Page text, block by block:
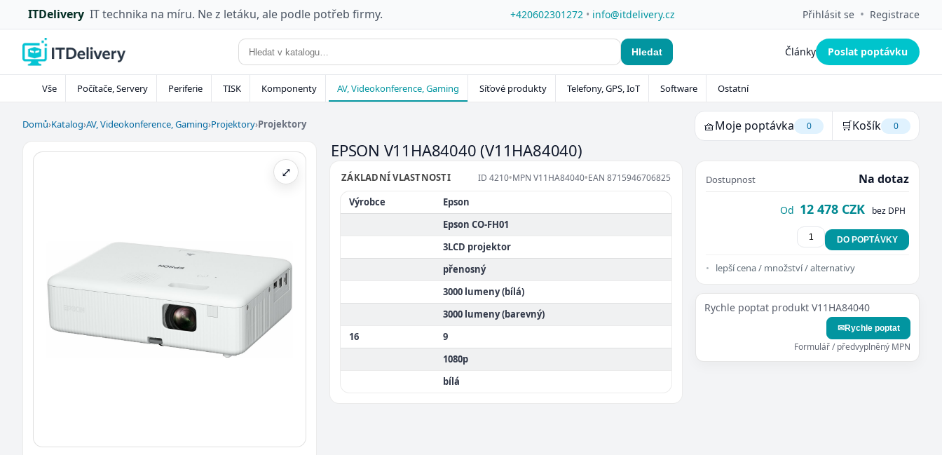
ITDelivery IT technika na míru. Ne z letáku, ale podle potřeb firmy. +420602301272 • info@itdelivery.cz Přihlásit se • Registrace
Hledat Články Poslat poptávku
Vše Počítače, Servery Periferie TISK Komponenty AV, Videokonference, Gaming Síťové produkty Telefony, GPS, IoT Software Ostatní
Domů›Katalog›AV, Videokonference, Gaming›Projektory›Projektory 🧺Moje poptávka 0 🛒Košík 0
⤢
EPSON V11HA84040(V11HA84040)
ZÁKLADNÍ VLASTNOSTI ID 4210•MPN V11HA84040•EAN 8715946706825
Výrobce
Epson
Epson CO-FH01
3LCD projektor
přenosný
3000 lumeny (bílá)
3000 lumeny (barevný)
16
9
1080p
bílá
Dostupnost Na dotaz
Od 12 478 CZK bez DPH
DO POPTÁVKY
lepší cena / množství / alternativy
Rychle poptat produkt V11HA84040
✉Rychle poptat
Formulář / předvyplněný MPN